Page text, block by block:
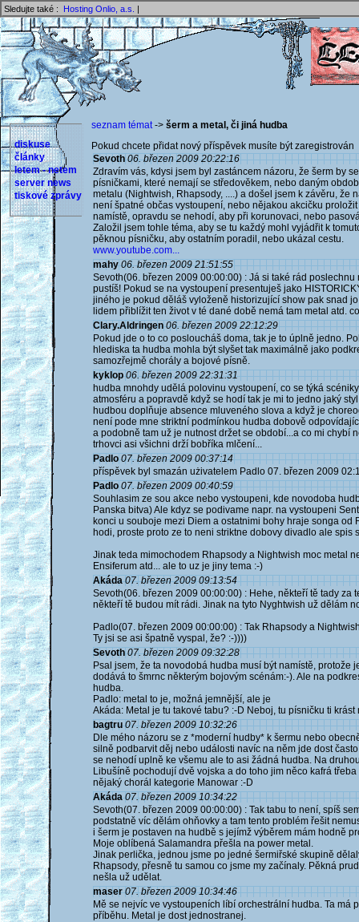
Sledujte také : Hosting Onlio, a.s. |
diskuse
články
letem - netem
server news
tiskové zprávy
seznam témat-> šerm a metal, či jiná hudba
Pokud chcete přidat nový příspěvek musíte být
Sevoth 06. březen 2009 20:22:16
Zdravím vás, kdysi jsem byl zastáncem názoru, že šerm by
písničkami, které nemají se středověkem, nebo daným
metalu (Nightwish, Rhapsody, ....) a došel jsem k závěru, že
není špatné občas vystoupení, nebo nějakou akcičku
namístě, opravdu se nehodí, aby při korunovaci, nebo
Založil jsem tohle téma, aby se tu každý mohl vyjádřit k
pěknou písničku, aby ostatním poradil, nebo ukázal cestu.
www.youtube.com...
mahy 06. březen 2009 21:51:55
Sevoth(06. březen 2009 00:00:00) : Já si také rád
pustíš! Pokud se na vystoupení presentuješ jako
jiného je pokud děláš vyloženě historizující show pak snad
lidem přiblížit ten život v té dané době nemá tam metal atd.
Clary.Aldringen 06. březen 2009 22:12:29
Pokud jde o to co posloucháš doma, tak je to úplně jedno.
hlediska ta hudba mohla být slyšet tak maximálně jako
samozřejmě chorály a bojové písně.
kyklop 06. březen 2009 22:31:31
hudba mnohdy udělá polovinu vystoupení, co se týká
atmosféru a popravdě když se hodí tak je mi to jedno jaký
hudbou doplňuje absence mluveného slova a když je
není pode mne striktní podmínkou hudba dobově
a podobně tam už je nutnost držet se období...a co mi chybí
trhovci asi všichni drží bobříka mlčení...
Padlo 07. březen 2009 00:37:14
příspěvek byl smazán użivatelem Padlo 07. březen 2009
Padlo 07. březen 2009 00:40:59
Souhlasim ze sou akce nebo vystoupeni, kde novodoba
Panska bitva) Ale kdyz se podivame napr. na vystoupeni
konci u souboje mezi Diem a ostatnimi bohy hraje songa
hodi, proste proto ze to neni striktne dobovy divadlo ale spis
Jinak teda mimochodem Rhapsody a Nightwish moc metal
Ensiferum atd... ale to uz je jiny tema :-)
Akáda 07. březen 2009 09:13:54
Sevoth(06. březen 2009 00:00:00) : Hehe, někteří tě tady za
někteří tě budou mít rádi. Jinak na tyto Nyghtwish už dělám
Padlo(07. březen 2009 00:00:00) : Tak Rhapsody a
Ty jsi se asi špatně vyspal, že? :-))))
Sevoth 07. březen 2009 09:32:28
Psal jsem, že ta novodobá hudba musí být namístě,
dodává to šmrnc některým bojovým scénám:-). Ale na
hudba.
Padlo: metal to je, možná jemnější, ale je
Akáda: Metal je tu takové tabu? :-D Neboj, tu písničku ti
bagtru 07. březen 2009 10:32:26
Dle mého názoru se z *moderní hudby* k šermu nebo
silně podbarvit děj nebo události navíc na něm jde dost
se nehodí uplně ke všemu ale to asi žádná hudba. Na
Libušíně pochodují dvě vojska a do toho jim něco kafrá
nějaký chorál kategorie Manowar :-D
Akáda 07. březen 2009 10:34:22
Sevoth(07. březen 2009 00:00:00) : Tak tabu to není, spíš
podstatně víc dělám ohňovky a tam tento problém řešit
i šerm je postaven na hudbě s jejímž výběrem mám hodně
Moje oblíbená Salamandra přešla na power metal.
Jinak perlička, jednou jsme po jedné šermiřské skupině
Rhapsody, přesně tu samou co jsme my začínaly. Pěkná
nešla už udělat.
maser 07. březen 2009 10:34:46
Mě se nejvíc ve vystoupeních líbí orchestrální hudba. Ta má
příběhu. Metal je dost jednostranej.